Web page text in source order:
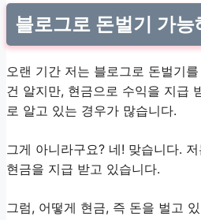
블로그로 돈벌기 가능
오랜 기간 저는 블로그로 돈벌기
건 알지만, 현금으로 수익을 지급
로 알고 있는 경우가 많습니다.
그게 아니라구요? 네! 맞습니다.
현금을 지급 받고 있습니다.
그럼, 어떻게 현금, 즉 돈을 벌고